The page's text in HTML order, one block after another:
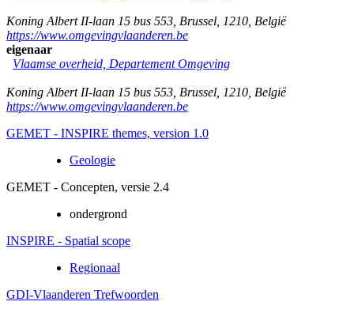
Koning Albert II-laan 15 bus 553 Brussel 1210 België
https://www.omgevingvlaanderen.be
eigenaar
Vlaamse overheid, Departement Omgeving
Koning Albert II-laan 15 bus 553 Brussel 1210 België
https://www.omgevingvlaanderen.be
GEMET - INSPIRE themes, version 1.0
Geologie
GEMET - Concepten, versie 2.4
ondergrond
INSPIRE - Spatial scope
Regionaal
GDI-Vlaanderen Trefwoorden